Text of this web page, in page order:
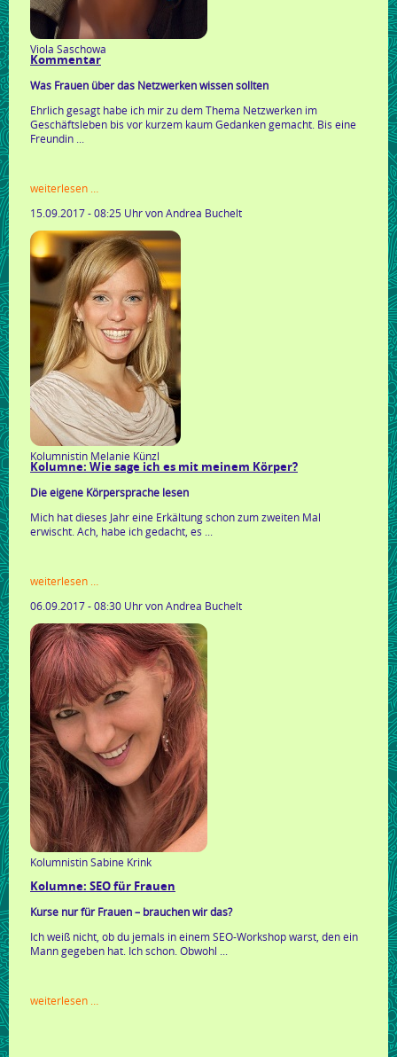
Viola Saschowa
Kommentar
Was Frauen über das Netzwerken wissen sollten
Ehrlich gesagt habe ich mir zu dem Thema Netzwerken im
Geschäftsleben bis vor kurzem kaum Gedanken gemacht. Bis eine
Freundin ...
weiterlesen …
15.09.2017 - 08:25 Uhrvon Andrea Buchelt
Kolumnistin Melanie Künzl
Kolumne: Wie sage ich es mit meinem Körper?
Die eigene Körpersprache lesen
Mich hat dieses Jahr eine Erkältung schon zum zweiten Mal
erwischt. Ach, habe ich gedacht, es ...
weiterlesen …
sage
ich
es
mit
meinem
körper?
06.09.2017 - 08:30 Uhrvon Andrea Buchelt
Kolumnistin Sabine Krink
Kolumne: SEO für Frauen
Kurse nur für Frauen – brauchen wir das?
Ich weiß nicht, ob du jemals in einem SEO-Workshop warst, den ein
Mann gegeben hat. Ich schon. Obwohl ...
weiterlesen …